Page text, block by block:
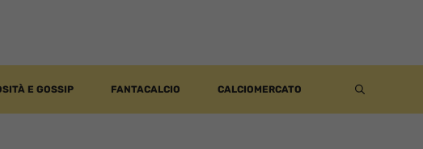
E GOSSIP FANTACALCIO CALCIOMERCATO